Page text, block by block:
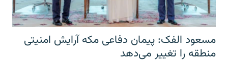
مسعود الفک: پیمان دفاعی مکه آرایش امنیتی
منطقه را تغییر می‌دهد